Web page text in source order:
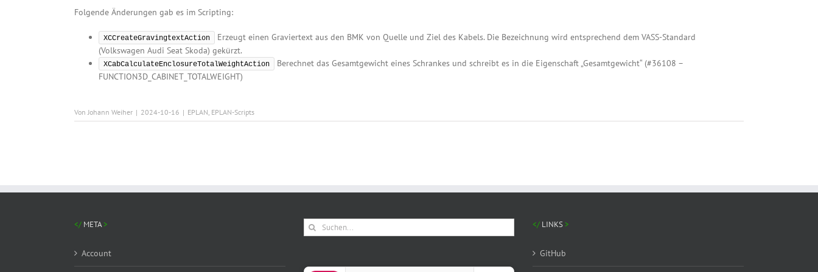
Folgende Änderungen gab es im Scripting:
XCCreateGravingtextAction
Erzeugt einen Graviertext aus den BMK von Quelle und Ziel des Kabels. Die Bezeichnung wird entsprechend dem VASS-Standard
(Volkswagen Audi Seat Skoda) gekürzt.
XCabCalculateEnclosureTotalWeightAction
Berechnet das Gesamtgewicht eines Schrankes und schreibt es in die Eigenschaft „Gesamtgewicht“ (#36108 –
FUNCTION3D_CABINET_TOTALWEIGHT)
VonJohann Weiher | 2024-10-16 | EPLAN, EPLAN-Scripts
META
Account
Suche
nach:
LINKS
GitHub